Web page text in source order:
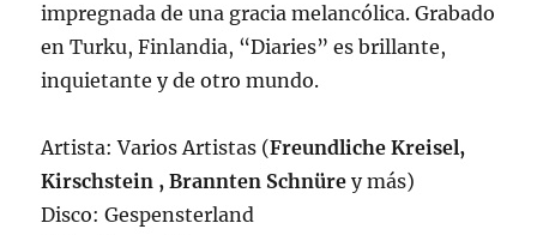
impregnada de una gracia melancólica. Grabado
en Turku, Finlandia, “Diaries” es brillante,
inquietante y de otro mundo.
Artista: Varios Artistas (Freundliche Kreisel,
Kirschstein , Brannten Schnürey más)
Disco: Gespensterland